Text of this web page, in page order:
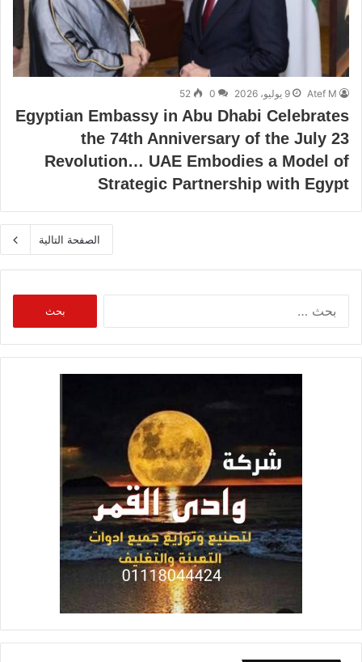
Atef M 9 يوليو، 2026 0
52
Egyptian Embassy in Abu Dhabi Celebrates
the 74th Anniversary of the July 23
Revolution… UAE Embodies a Model of
Strategic Partnership with Egypt
الصفحة التالية